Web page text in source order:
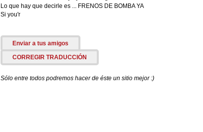
Lo que hay que decirle es ... FRENOS DE BOMBA YA
Si you'r
Enviar a tus amigos
CORREGIR TRADUCCIÓN
Sólo entre todos podremos hacer de éste un sitio mejor :)